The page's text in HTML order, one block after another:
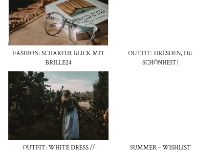
FASHION: SCHARFER BLICK MIT
BRILLE24
OUTFIT: DRESDEN, DU
SCHÖNHEIT!
OUTFIT: WHITE DRESS // SUMMER – WISHLIST